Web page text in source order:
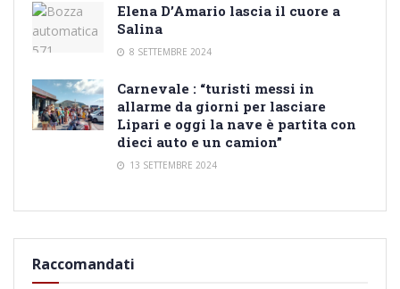
Elena D’Amario lascia il cuore a
Salina
8 SETTEMBRE 2024
Carnevale : “turisti messi in
allarme da giorni per lasciare
Lipari e oggi la nave è partita con
dieci auto e un camion”
13 SETTEMBRE 2024
Raccomandati